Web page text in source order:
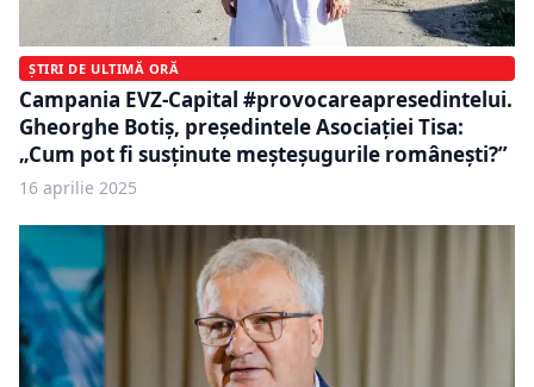
ȘTIRI DE ULTIMĂ ORĂ
Campania EVZ-Capital #provocareapresedintelui.
Gheorghe Botiș, președintele Asociației Tisa:
„Cum pot fi susținute meșteșugurile românești?”
16 aprilie 2025